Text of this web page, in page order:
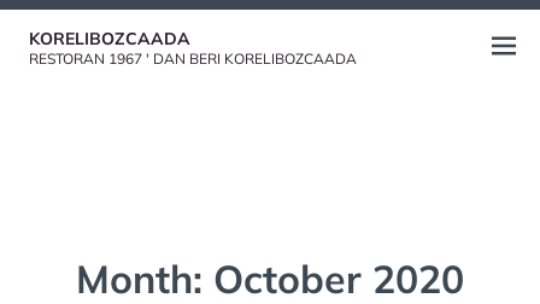
Skip
KORELIBOZCAADA
RESTORAN 1967 ' DAN BERI KORELIBOZCAADA
Open
Month: October 2020